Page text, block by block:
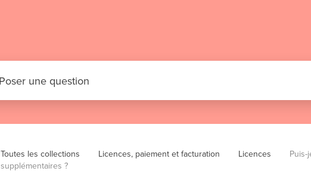
Toutes les collections Licences, paiement et facturation Licences
supplémentaires ?